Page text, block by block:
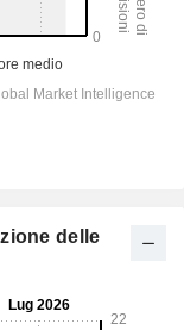
delle